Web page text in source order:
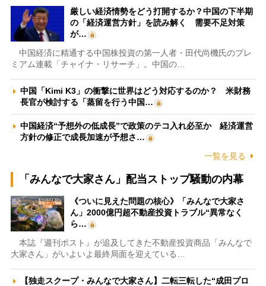
厳しい経済情勢をどう打開するか？中国の下半期
の「経済運営方針」を読み解く 需要不足対策
が…
中国経済に精通する中国株投資の第一人者・田代尚機氏のプレ
ミアム連載「チャイナ・リサーチ」。中国の…
中国「Kimi K3」の衝撃に世界はどう対応するのか？ 米財務
長官が検討する「蒸留を行う中国…
中国経済“予想外の低成長”で政策のテコ入れ必至か 経済運営
方針の修正で成長加速が予想さ…
一覧を見る
「みんなで大家さん」配当ストップ騒動の内幕
《ついに見えた問題の核心》「みんなで大家さ
ん」2000億円超不動産投資トラブル“異常なく
ら…
本誌『週刊ポスト』が追及してきた不動産投資商品「みんなで
大家さん」がいよいよ最終局面を迎えている…
【独走スクープ・みんなで大家さん】二転三転した“成田プロ